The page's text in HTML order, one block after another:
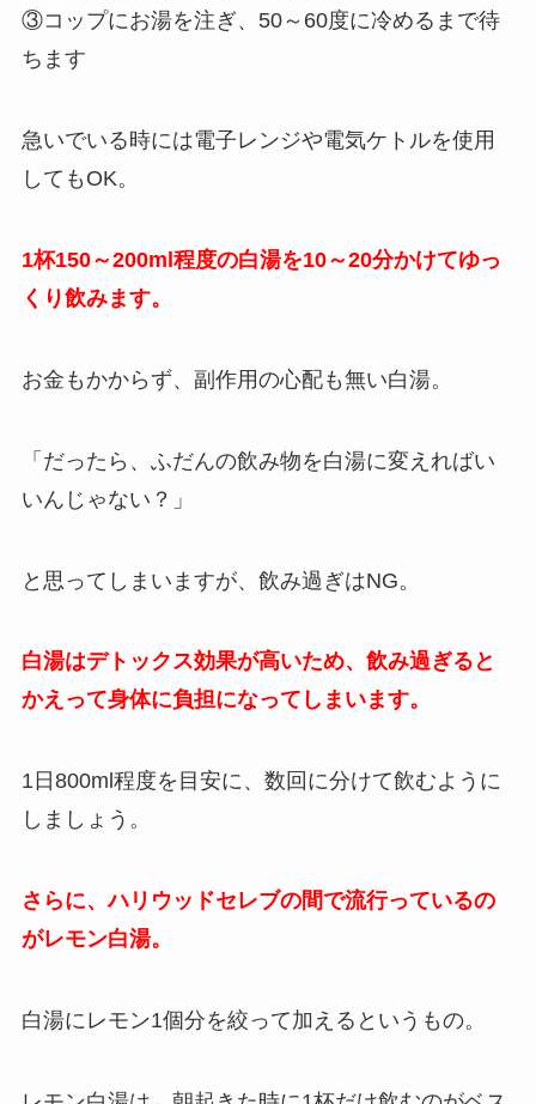
③コップにお湯を注ぎ、50～60度に冷めるまで待
ちます
急いでいる時には電子レンジや電気ケトルを使用
してもOK。
1杯150～200ml程度の白湯を10～20分かけてゆっ
くり飲みます。
お金もかからず、副作用の心配も無い白湯。
「だったら、ふだんの飲み物を白湯に変えればい
いんじゃない？」
と思ってしまいますが、飲み過ぎはNG。
白湯はデトックス効果が高いため、飲み過ぎると
かえって身体に負担になってしまいます。
1日800ml程度を目安に、数回に分けて飲むように
しましょう。
さらに、ハリウッドセレブの間で流行っているの
がレモン白湯。
白湯にレモン1個分を絞って加えるというもの。